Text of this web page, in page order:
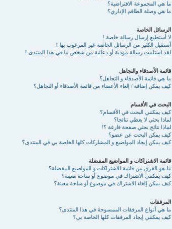
ما هي المجموعة الافتراضية؟
ما هي وصلة الطاقم الإداري؟
الرسائل الخاصة
لا أستطيع إرسال رسالة خاصة !
أستقبل الكثير من الرسائل الخاصة غير المرغوب بها !
لقد استلمت رسالة مؤذية أو دعائية من شخص ما في هذا المنتدى !
قائمة الأصدقاء والتجاهل
ما هي قائمة الأصدقاء و التجاهل؟
كيف يمكن إضافة / إلغاء الأعضاء من قائمة الأصدقاء أو التجاهل؟
البحث في الأقسام
كيف يمكنني البحث في الأقسام؟
لماذا بحثي لا يعطي نتائجا؟
لماذا نتائج بحثي صفحة فارغة ؟!
كيف يمكن البحث عن عضو؟
كيف يمكن إيجاد المواضيع و المشاركات كلها الخاصة بي في المنتدى؟
قائمة الاشتراكات و المواضيع المفضلة
ما هو الفرق بين قائمة الاشتراكات و المواضيع المفضلة؟
كيف يمكنني الاشتراك في موضوع أو ساحة معينة؟
كيف يمكن إلغاء الاشتراك في موضوع أو ساحة معينة؟
المرفقات
ما هي أنواع المرفقات الممسوحة في هذا المنتدى؟
كيف يمكنني إيجاد المرفقات كلها الخاصة بي؟